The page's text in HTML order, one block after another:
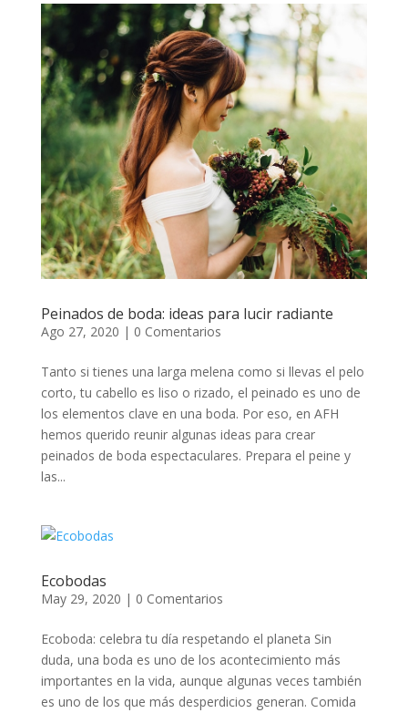
Peinados de boda: ideas para lucir radiante
Ago 27, 2020 | 0 Comentarios
Tanto si tienes una larga melena como si llevas el pelo
corto, tu cabello es liso o rizado, el peinado es uno de
los elementos clave en una boda. Por eso, en AFH
hemos querido reunir algunas ideas para crear
peinados de boda espectaculares. Prepara el peine y
las...
Ecobodas
May 29, 2020 | 0 Comentarios
Ecoboda: celebra tu día respetando el planeta Sin
duda, una boda es uno de los acontecimiento más
importantes en la vida, aunque algunas veces también
es uno de los que más desperdicios generan. Comida